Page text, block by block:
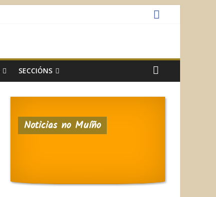
SECCIÓNS
Noticias no Muíño